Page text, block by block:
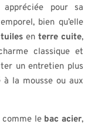
pour sa
bien qu’elle
tuilesen terre cuite,
classique et
un entretien plus
la mousse ou aux
comme le bac acier,